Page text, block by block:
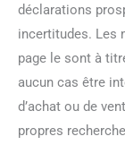
déclarations
incertitudes. Les
page le sont à
aucun cas être
d’achat ou de
propres